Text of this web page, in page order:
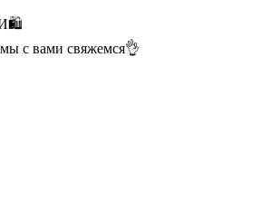
с вами свяжемся👌